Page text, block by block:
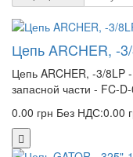
Цепь ARCHER, -
Цепь ARCHER, -3/8LP
запасной части - FC-
0.00 грн Без НДС:0.00